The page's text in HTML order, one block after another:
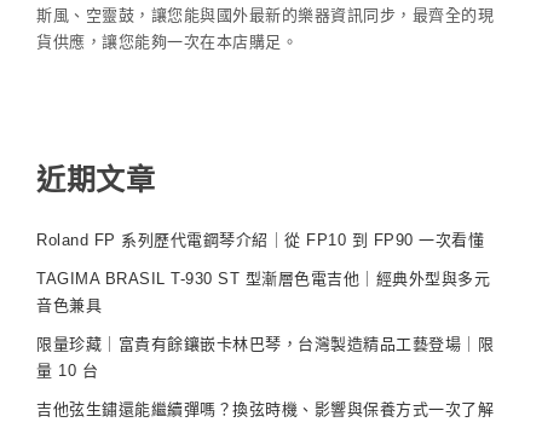
斯風、空靈鼓，讓您能與國外最新的樂器資訊同步，最齊全的現
貨供應，讓您能夠一次在本店購足。
近期文章
Roland FP 系列歷代電鋼琴介紹｜從 FP10 到 FP90 一次看懂
TAGIMA BRASIL T-930 ST 型漸層色電吉他｜經典外型與多元
音色兼具
限量珍藏｜富貴有餘鑲嵌卡林巴琴，台灣製造精品工藝登場｜限
量 10 台
吉他弦生鏽還能繼續彈嗎？換弦時機、影響與保養方式一次了解